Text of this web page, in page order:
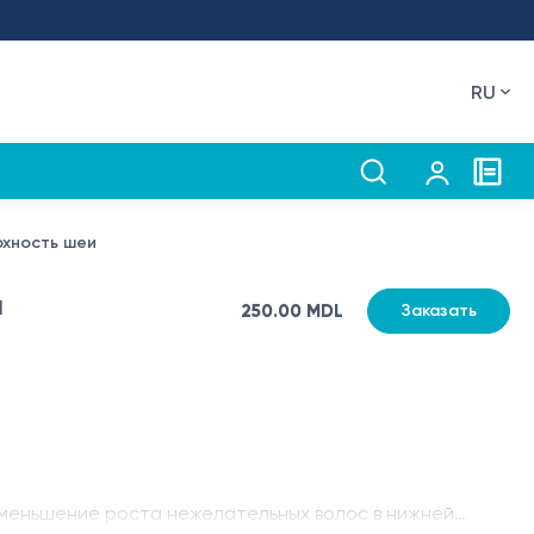
RU
шеи
250.00 MDL Заказать
роста нежелательных волос в нижней